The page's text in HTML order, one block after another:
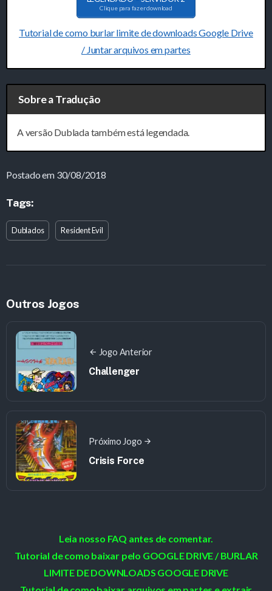
Clique para fazer download
Tutorial de como burlar limite de downloads Google Drive
/ Juntar arquivos em partes
Sobre a Tradução
A versão Dublada também está legendada.
Postado em 30/08/2018
Tags:
Dublados Resident Evil
Outros Jogos
Jogo Anterior
Challenger
Próximo Jogo
Crisis Force
Leia nosso FAQ antes de comentar.
Tutorial de como baixar pelo GOOGLE DRIVE / BURLAR
LIMITE DE DOWNLOADS GOOGLE DRIVE